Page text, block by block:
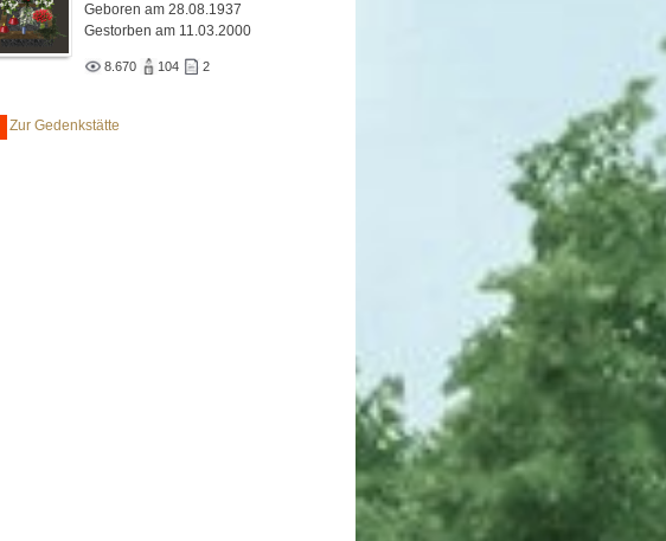
Geboren am 28.08.1937
Gestorben am 11.03.2000
8.670 104 2
Zur Gedenkstätte